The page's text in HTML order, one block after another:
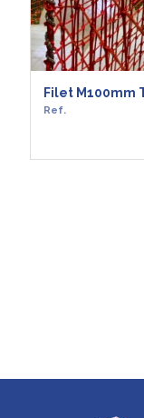
Filet M100mm
Ref.